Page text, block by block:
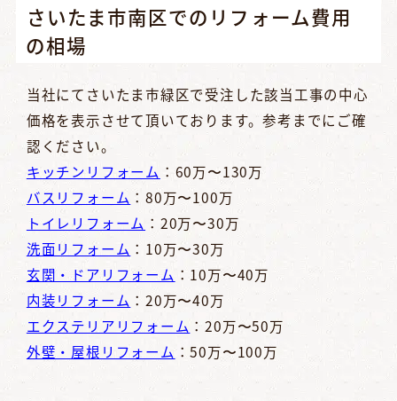
さいたま市南区でのリフォーム費用
の相場
当社にてさいたま市緑区で受注した該当工事の中心
価格を表示させて頂いております。参考までにご確
認ください。
キッチンリフォーム ：60万〜130万
バスリフォーム ：80万〜100万
トイレリフォーム ：20万〜30万
洗面リフォーム ：10万〜30万
玄関・ドアリフォーム ：10万〜40万
内装リフォーム ：20万〜40万
エクステリアリフォーム ：20万〜50万
外壁・屋根リフォーム ：50万〜100万